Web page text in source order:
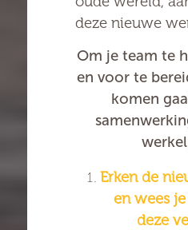
deze nieuwe
Om je team te
en voor te
komen
Erken de
en wees
deze